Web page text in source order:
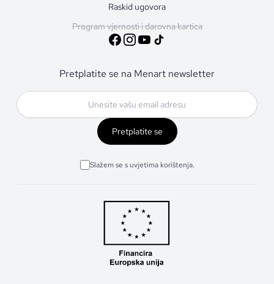
Raskid ugovora
Program vjernosti i darovna kartica
Pretplatite se na Menart newsletter
Pretplatite se
Slažem se s uvjetima korištenja.